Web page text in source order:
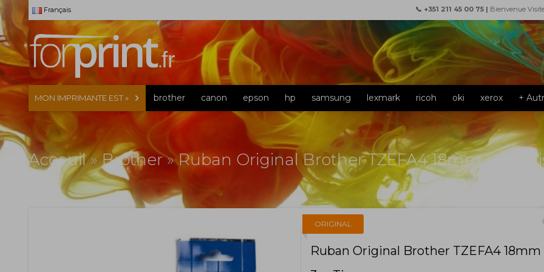
Français 📞 +351 211 45 00 75 | Bienvenue
MON IMPRIMANTE EST » brother canon epson hp samsung lexmark ricoh oki xerox +
Acceuil»Brother»Ruban Original Brother TZEFA4 18mm x 3m
ORIGINAL
Ruban Original Brother TZEFA4 18mm